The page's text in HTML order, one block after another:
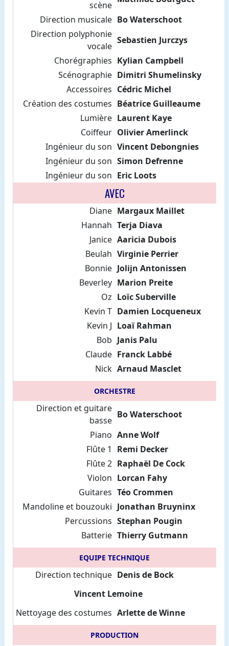
scène
Direction musicale Bo Waterschoot
Direction polyphonie
vocale
Sebastien Jurczys
Chorégraphies Kylian Campbell
Scénographie Dimitri Shumelinsky
Accessoires Cédric Michel
Création des costumes Béatrice Guilleaume
Lumière Laurent Kaye
Coiffeur Olivier Amerlinck
Ingénieur du son Vincent Debongnies
Ingénieur du son Simon Defrenne
Ingénieur du son Eric Loots
AVEC
Diane Margaux Maillet
Hannah Terja Diava
Janice Aaricia Dubois
Beulah Virginie Perrier
Bonnie Jolijn Antonissen
Beverley Marion Preite
Oz Loïc Suberville
Kevin T Damien Locqueneux
Kevin J Loaï Rahman
Bob Janis Palu
Claude Franck Labbé
Nick Arnaud Masclet
ORCHESTRE
Direction et guitare
basse
Bo Waterschoot
Piano Anne Wolf
Flûte 1
Remi Decker
Flûte 2 Raphaël De Cock
Violon Lorcan Fahy
Guitares Téo Crommen
Mandoline et bouzouki Jonathan Bruyninx
Percussions Stephan Pougin
Batterie Thierry Gutmann
EQUIPE TECHNIQUE
Direction technique Denis de Bock
Vincent Lemoine
Nettoyage des costumes Arlette de Winne
PRODUCTION